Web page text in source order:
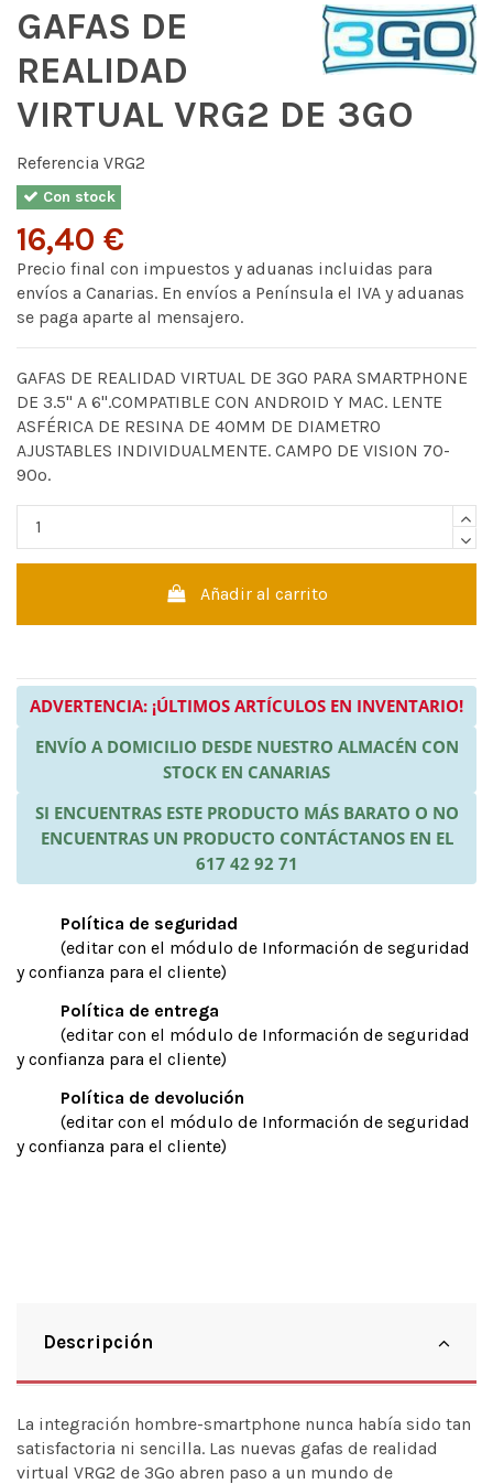
GAFAS DE
REALIDAD
VIRTUAL VRG2 DE 3GO
Referencia VRG2
Con stock
16,40 €
Precio final con impuestos y aduanas incluidas para
envíos a Canarias. En envíos a Península el IVA y aduanas
se paga aparte al mensajero.
GAFAS DE REALIDAD VIRTUAL DE 3GO PARA SMARTPHONE
DE 3.5" A 6".COMPATIBLE CON ANDROID Y MAC. LENTE
ASFÉRICA DE RESINA DE 40MM DE DIAMETRO
AJUSTABLES INDIVIDUALMENTE. CAMPO DE VISION 70-
90º.
Añadir al carrito
ADVERTENCIA: ¡ÚLTIMOS ARTÍCULOS EN INVENTARIO!
ENVÍO A DOMICILIO DESDE NUESTRO ALMACÉN CON
STOCK EN CANARIAS
SI ENCUENTRAS ESTE PRODUCTO MÁS BARATO O NO
ENCUENTRAS UN PRODUCTO CONTÁCTANOS EN EL
617 42 92 71
Política de seguridad
(editar con el módulo de Información de seguridad
y confianza para el cliente)
Política de entrega
(editar con el módulo de Información de seguridad
y confianza para el cliente)
Política de devolución
(editar con el módulo de Información de seguridad
y confianza para el cliente)
Descripción
La integración hombre-smartphone nunca había sido tan
satisfactoria ni sencilla. Las nuevas gafas de realidad
virtual VRG2 de 3Go abren paso a un mundo de